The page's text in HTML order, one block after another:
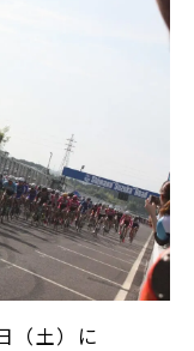
（土）に